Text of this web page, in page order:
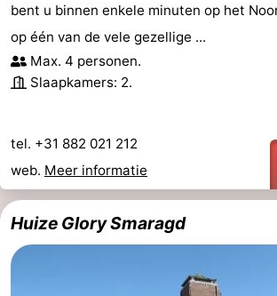
bent u binnen enkele minuten op het
op één van de vele gezellige ...
Max. 4 personen.
Slaapkamers: 2.
tel. +31 882 021 212
web. Meer informatie
Huize Glory Smaragd